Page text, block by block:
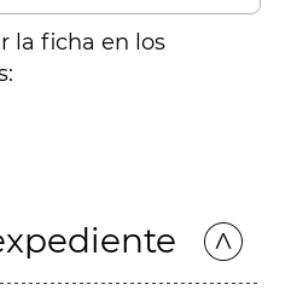
la ficha en los